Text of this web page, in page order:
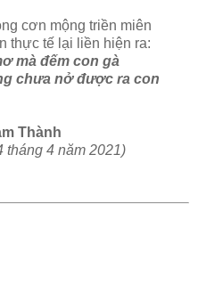
cơn mộng triền miên
thực tế lại liền hiện ra:
mà đếm con gà
chưa nở được ra con
Thành
tháng 4 năm 2021)